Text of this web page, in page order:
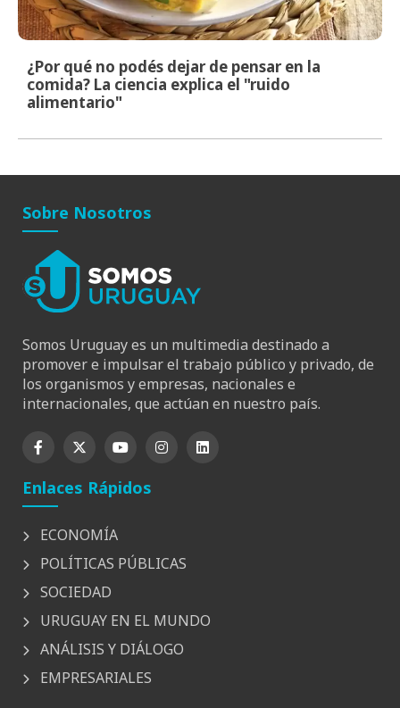
¿Por qué no podés dejar de pensar en la
comida? La ciencia explica el "ruido
alimentario"
Sobre Nosotros
Somos Uruguay es un multimedia destinado a
promover e impulsar el trabajo público y privado, de
los organismos y empresas, nacionales e
internacionales, que actúan en nuestro país.
Enlaces Rápidos
ECONOMÍA
POLÍTICAS PÚBLICAS
SOCIEDAD
URUGUAY EN EL MUNDO
ANÁLISIS Y DIÁLOGO
EMPRESARIALES